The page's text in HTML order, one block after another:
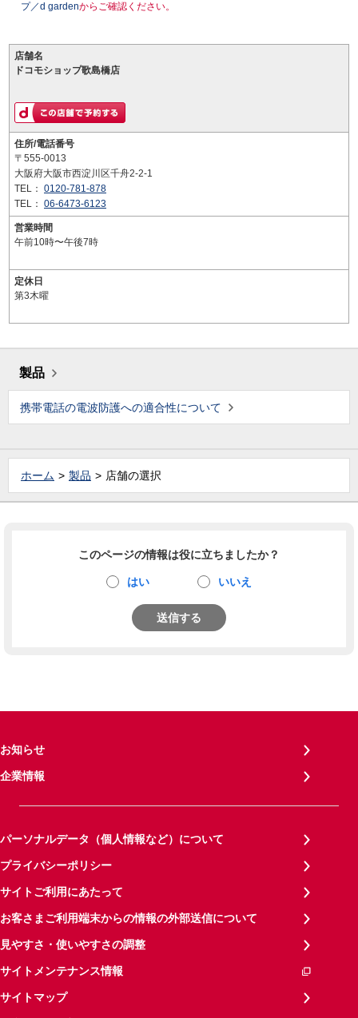
プ／d gardenからご確認ください。
店舗名
ドコモショップ歌島橋店
住所/電話番号
〒555-0013
大阪府大阪市西淀川区千舟2-2-1
TEL： 0120-781-878
TEL： 06-6473-6123
営業時間
午前10時〜午後7時
定休日
第3木曜
製品
携帯電話の電波防護への適合性について
ホーム 製品 店舗の選択
このページの情報は役に立ちましたか？
はい いいえ
送信する
お知らせ
企業情報
パーソナルデータ（個人情報など）について
プライバシーポリシー
サイトご利用にあたって
お客さまご利用端末からの情報の外部送信について
見やすさ・使いやすさの調整
サイトメンテナンス情報
サイトマップ